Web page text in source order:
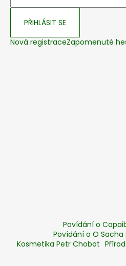
PŘIHLÁSIT SE
Nová registraceZapomenuté
Povídání o
Povídání o O Sacha
Kosmetika Petr Chobot